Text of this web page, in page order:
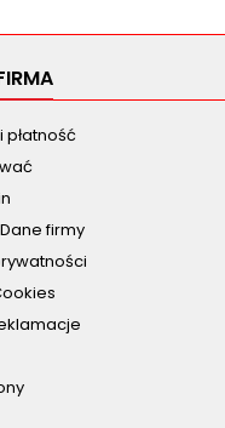
płatność
firmy